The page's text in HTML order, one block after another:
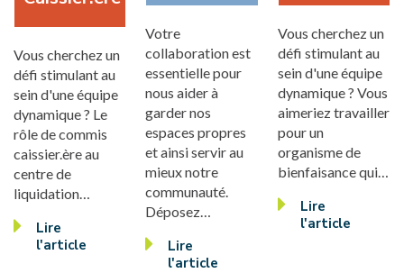
Vous cherchez un
défi stimulant au
sein d'une équipe
dynamique ? Le
rôle de commis
caissier.ère au
centre de
liquidation…
Lire
l'article
Votre
collaboration est
essentielle pour
nous aider à
garder nos
espaces propres
et ainsi servir au
mieux notre
communauté.
Déposez…
Lire
l'article
Vous cherchez un
défi stimulant au
sein d'une équipe
dynamique ? Vous
aimeriez travailler
pour un
organisme de
bienfaisance qui…
Lire
l'article